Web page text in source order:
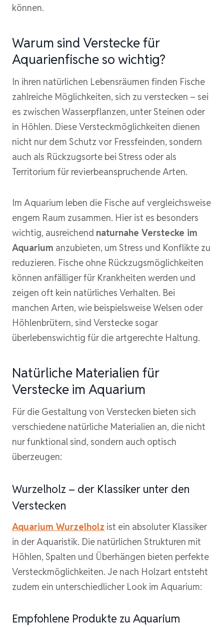
können.
Warum sind Verstecke für
Aquarienfische so wichtig?
In ihren natürlichen Lebensräumen finden Fische
zahlreiche Möglichkeiten, sich zu verstecken – sei
es zwischen Wasserpflanzen, unter Steinen oder
in Höhlen. Diese Versteckmöglichkeiten dienen
nicht nur dem Schutz vor Fressfeinden, sondern
auch als Rückzugsorte bei Stress oder als
Territorium für revierbeanspruchende Arten.
Im Aquarium leben die Fische auf vergleichsweise
engem Raum zusammen. Hier ist es besonders
wichtig, ausreichend naturnahe Verstecke im
Aquarium anzubieten, um Stress und Konflikte zu
reduzieren. Fische ohne Rückzugsmöglichkeiten
können anfälliger für Krankheiten werden und
zeigen oft kein natürliches Verhalten. Bei
manchen Arten, wie beispielsweise Welsen oder
Höhlenbrütern, sind Verstecke sogar
überlebenswichtig für die artgerechte Haltung.
Natürliche Materialien für
Verstecke im Aquarium
Für die Gestaltung von Verstecken bieten sich
verschiedene natürliche Materialien an, die nicht
nur funktional sind, sondern auch optisch
überzeugen:
Wurzelholz – der Klassiker unter den
Verstecken
Aquarium Wurzelholz ist ein absoluter Klassiker
in der Aquaristik. Die natürlichen Strukturen mit
Höhlen, Spalten und Überhängen bieten perfekte
Versteckmöglichkeiten. Je nach Holzart entsteht
zudem ein unterschiedlicher Look im Aquarium:
Empfohlene Produkte zu Aquarium